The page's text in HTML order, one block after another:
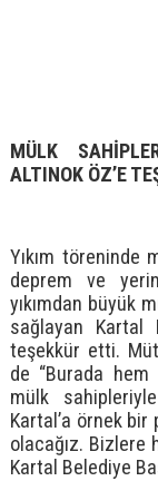
MÜLK
ALTINOK ÖZ’E
Yıkım töreninde
deprem ve
yıkımdan büyük
sağlayan Kartal
teşekkür etti.
de “Burada
mülk
Kartal’a örnek bir
olacağız. Bizlere
Kartal Belediye